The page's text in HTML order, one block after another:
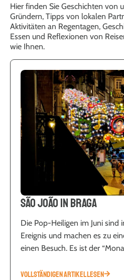
Hier finden Sie Geschichten von
Gründern, Tipps von lokalen
Aktivitäten an Regentagen,
Essen und Reflexionen von
wie Ihnen.
São João in Braga
Die Pop-Heiligen im Juni sind
Ereignis und machen es zu
einen Besuch. Es ist der
VOLLSTÄNDIGEN ARTIKEL LESEN